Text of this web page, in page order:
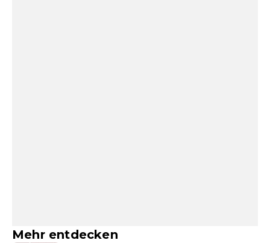
Mehr entdecken